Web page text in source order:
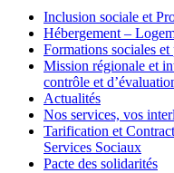
Inclusion sociale et
Hébergement –
Formations sociales et
Mission régionale et
contrôle et
Actualités
Nos services, vos
Tarification et
Services Sociaux
Pacte des solidarités